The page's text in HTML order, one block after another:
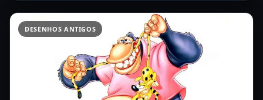
DESENHOS ANTIGOS